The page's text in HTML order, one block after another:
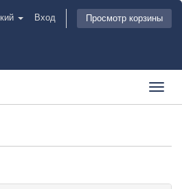
Вход Просмотр корзины